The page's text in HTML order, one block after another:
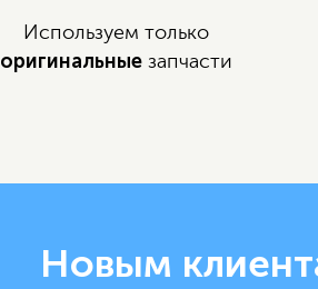
Используем только
оригинальныезапчасти
Новым